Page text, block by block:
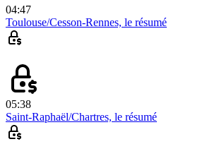
04:47
Toulouse/Cesson-Rennes, le résumé
05:38
Saint-Raphaël/Chartres, le résumé